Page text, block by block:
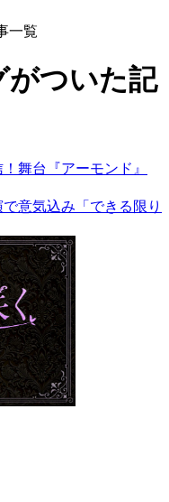
一覧
ついた記
舞台『アーモンド』
意気込み「できる限り